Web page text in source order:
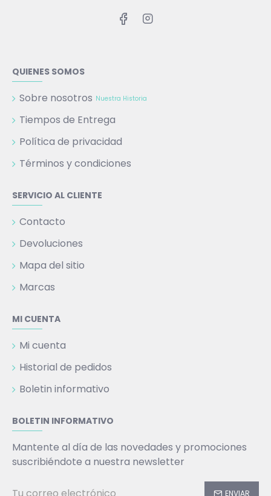
QUIENES SOMOS
Sobre nosotros Nuestra Historia
Tiempos de Entrega
Política de privacidad
Términos y condiciones
SERVICIO AL CLIENTE
Contacto
Devoluciones
Mapa del sitio
Marcas
MI CUENTA
Mi cuenta
Historial de pedidos
Boletin informativo
BOLETIN INFORMATIVO
Mantente al día de las novedades y promociones
suscribiéndote a nuestra newsletter
ENVIAR